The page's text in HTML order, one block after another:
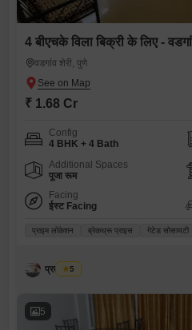
4 बीएचके विला बिक्री के लिए -
वडगांव शेरी, पुणे
₹ 1.68 Cr
Config
4 BHK + 4 Bath
Additional Spaces
पूजा रूम
Facing
ईस्ट Facing
प्राइम लोकेशन ब्रेकथ्रू प्राइस गेटेड सोसायटी
प्रदीप सिंह
5
5